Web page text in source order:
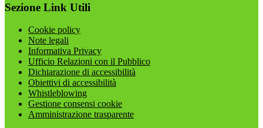
Sezione Link Utili
Cookie policy
Note legali
Informativa Privacy
Ufficio Relazioni con il Pubblico
Dichiarazione di accessibilità
Obiettivi di accessibilità
Whistleblowing
Gestione consensi cookie
Amministrazione trasparente